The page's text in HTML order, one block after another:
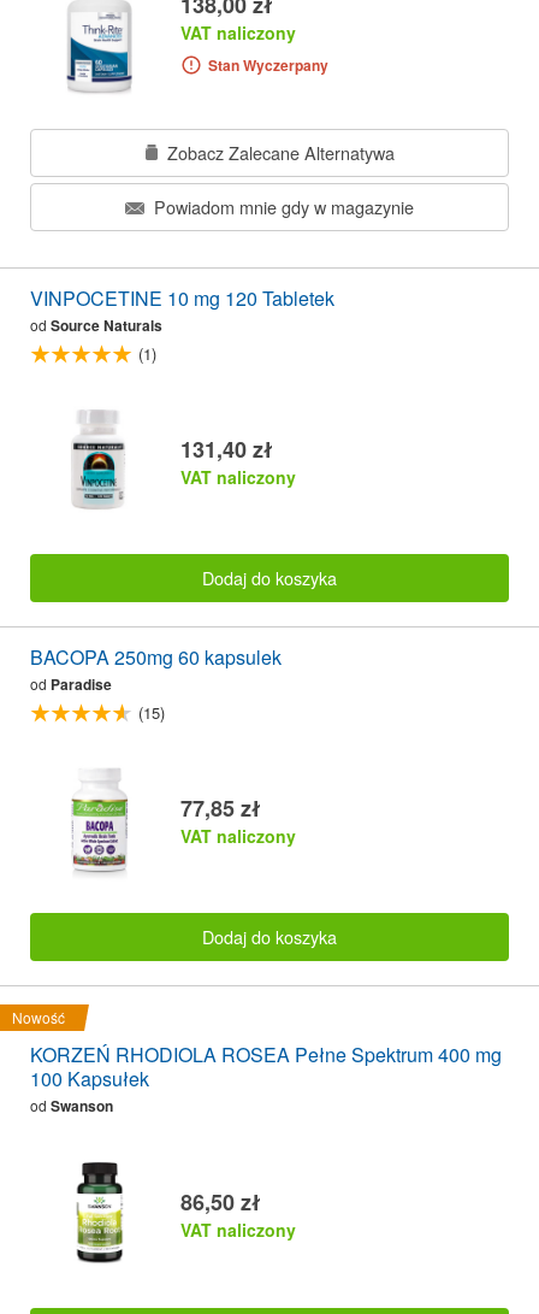
VAT naliczony
Stan Wyczerpany
Zobacz Zalecane Alternatywa
Powiadom mnie gdy w magazynie
VINPOCETINE 10 mg 120 Tabletek
od Source Naturals
(1)
131,40 zł
VAT naliczony
Dodaj do koszyka
BACOPA 250mg 60 kapsulek
od Paradise
(15)
77,85 zł
VAT naliczony
Dodaj do koszyka
Nowość
KORZEŃ RHODIOLA ROSEA Pełne Spektrum 400 mg
100 Kapsułek
od Swanson
86,50 zł
VAT naliczony